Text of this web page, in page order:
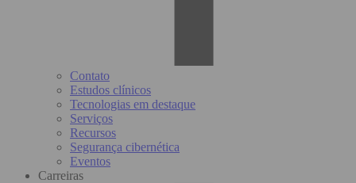
Contato
Estudos clínicos
Tecnologias em destaque
Serviços
Recursos
Segurança cibernética
Eventos
Carreiras